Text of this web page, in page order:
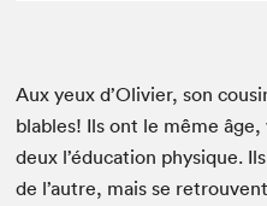
Aux yeux d’Olivier, son
blables! Ils ont le même
deux l’éducation physique.
de l’autre, mais se